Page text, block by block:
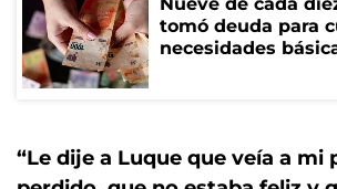
tomó deuda para
necesidades
“Le dije a Luque que veía a mi